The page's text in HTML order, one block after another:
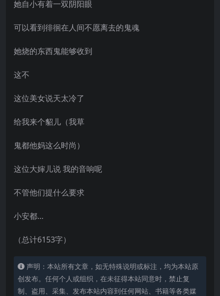
她自小有着一双阴阳眼
可以看到徘徊在人间不愿离去的鬼魂
她烧的东西鬼能够收到
这不
这位美女说天太冷了
给我来个貂儿（我草
鬼都他妈这么时尚）
这位大婶儿说 我的音响呢
不管他们提什么要求
小安都…
（总计6153字）
声明：本站所有文章，如无特殊说明或标注，均为本站原
创发布。任何个人或组织，在未征得本站同意时，禁止复
制、盗用、采集、发布本站内容到任何网站、书籍等各类媒